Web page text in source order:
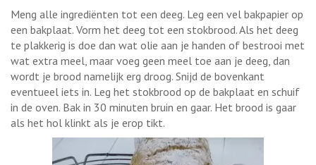
Meng alle ingrediënten tot een deeg. Leg een vel bakpapier op
een bakplaat. Vorm het deeg tot een stokbrood. Als het deeg
te plakkerig is doe dan wat olie aan je handen of bestrooi met
wat extra meel, maar voeg geen meel toe aan je deeg, dan
wordt je brood namelijk erg droog. Snijd de bovenkant
eventueel iets in. Leg het stokbrood op de bakplaat en schuif
in de oven. Bak in 30 minuten bruin en gaar. Het brood is gaar
als het hol klinkt als je erop tikt.